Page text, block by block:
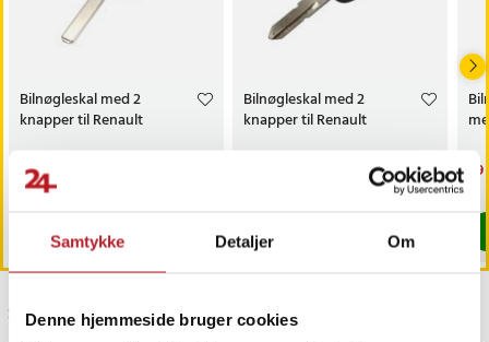
Samtykke Detaljer Om
Denne hjemmeside bruger cookies
Bilnøgleskal med 2
knapper til Renault
Pris:
89 kr.
Findes på lager, Leveres i løbet af 1-2 hverdage
Bilnøgleskal med 2
knapper til Renault
Findes på lager, Leveres i løbet af 1-2
Sidst besøgt